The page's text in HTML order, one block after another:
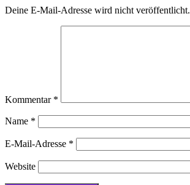
Deine E-Mail-Adresse wird nicht veröffentlicht.
Kommentar *
Name *
E-Mail-Adresse *
Website